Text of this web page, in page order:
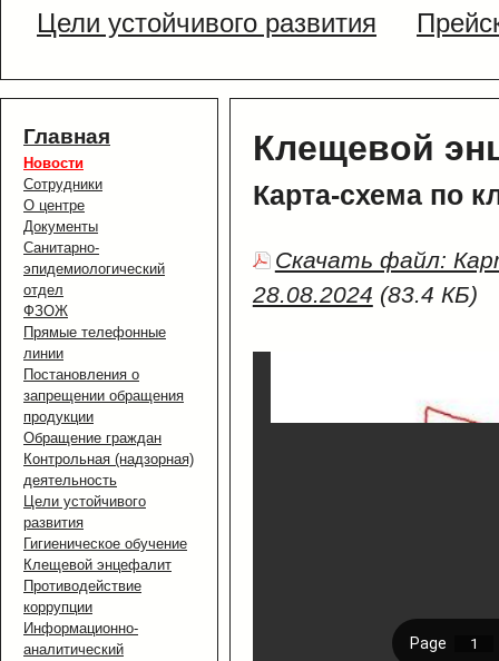
Цели устойчивого развития
Главная
Новости
Сотрудники
О центре
Документы
Санитарно-
эпидемиологический
отдел
ФЗОЖ
Прямые телефонные
линии
Постановления о
запрещении обращения
продукции
Обращение граждан
Контрольная (надзорная)
деятельность
Цели устойчивого
развития
Гигиеническое обучение
Клещевой энцефалит
Противодействие
коррупции
Информационно-
аналитический
Клещевой
Карта-схема по
Скачать файл:
28.08.2024 (83.4 КБ)